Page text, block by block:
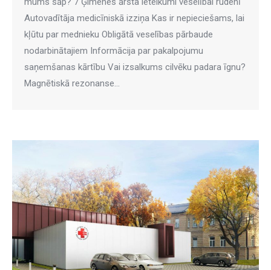
Autovadītāja medicīniskā izziņa Kas ir nepieciešams, lai
kļūtu par mednieku Obligātā veselības pārbaude
nodarbinātajiem Informācija par pakalpojumu
saņemšanas kārtību Vai izsalkums cilvēku padara īgnu?
Magnētiskā rezonanse…